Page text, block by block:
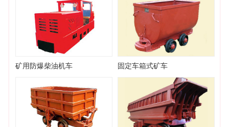
矿用防爆柴油机车 固定车箱式矿车